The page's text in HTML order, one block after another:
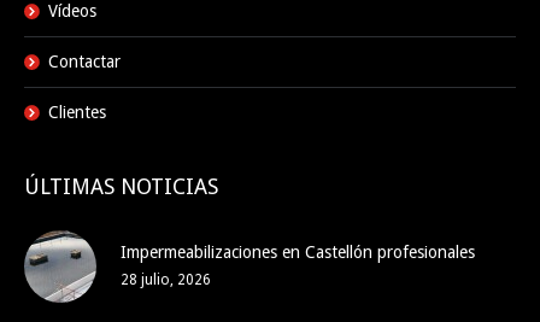
Vídeos
Contactar
Clientes
ÚLTIMAS NOTICIAS
Impermeabilizaciones en Castellón profesionales
28 julio, 2026